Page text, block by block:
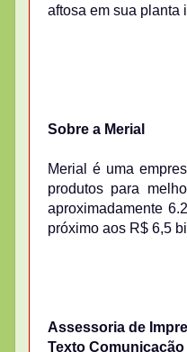
aftosa em sua planta
Sobre a Merial
Merial é uma
produtos para
aproximadamente
próximo aos R$ 6,5
Assessoria de
Texto